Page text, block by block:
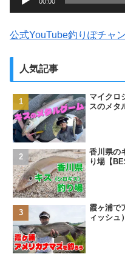
00:00
公式YouTube釣りぽチャ
人気記事
マイクロ
スのメタ
香川県の
り場【
霞ヶ浦で
ィッシュ